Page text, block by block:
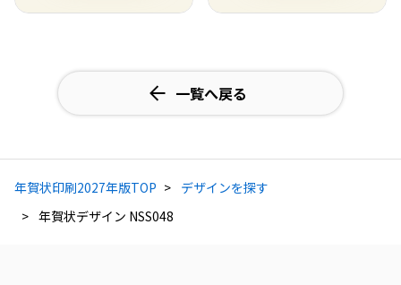
一覧へ戻る
年賀状印刷2027年版TOP
デザインを探す
年賀状デザイン NSS048